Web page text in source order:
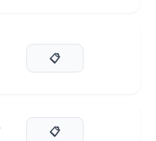
📋
📋